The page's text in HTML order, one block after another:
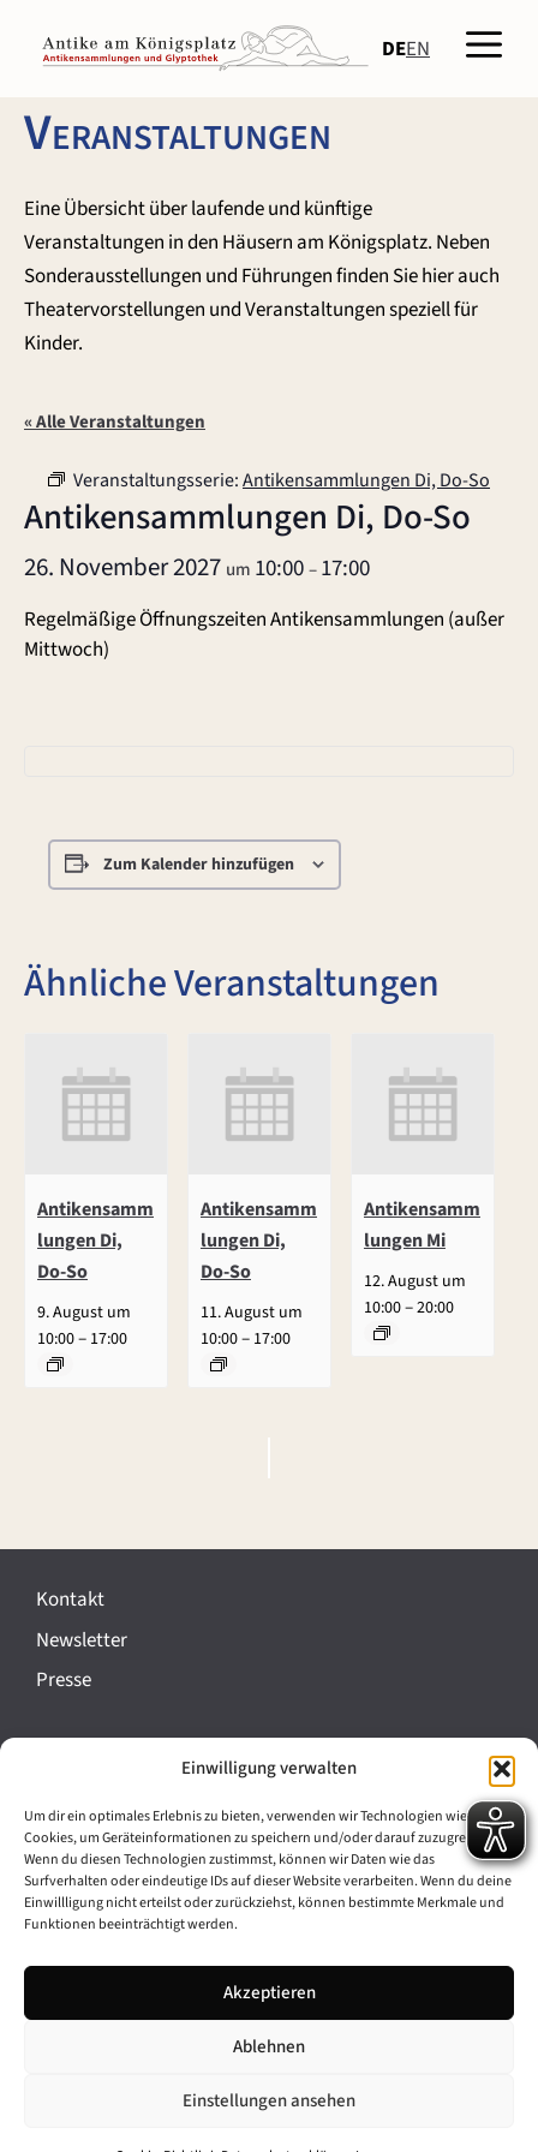
Einwilligung verwalten
Um dir ein optimales Erlebnis zu bieten, verwenden wir Technologien wie
Cookies, um Geräteinformationen zu speichern und/oder darauf zuzugreifen.
Wenn du diesen Technologien zustimmst, können wir Daten wie das
Surfverhalten oder eindeutige IDs auf dieser Website verarbeiten. Wenn du deine
Einwillligung nicht erteilst oder zurückziehst, können bestimmte Merkmale und
Funktionen beeinträchtigt werden.
Akzeptieren
Ablehnen
Einstellungen ansehen
Inhalt
springen
DEEN
Veranstaltungen
Eine Übersicht über laufende und künftige
Veranstaltungen in den Häusern am Königsplatz. Neben
Sonderausstellungen und Führungen finden Sie hier auch
Theatervorstellungen und Veranstaltungen speziell für
Kinder.
« Alle Veranstaltungen
Veranstaltungsserie:Antikensammlungen Di, Do-So
Antikensammlungen Di, Do-So
26. November 2027 um 10:00–17:00
Regelmäßige Öffnungszeiten Antikensammlungen (außer
Mittwoch)
Zum Kalender hinzufügen
Ähnliche Veranstaltungen
Antikensamm
lungen Di,
Do-So
9. August um
10:00– 17:00
Antikensamm
lungen Di,
Do-So
11. August um
10:00– 17:00
Antikensamm
lungen Mi
12. August um
10:00–20:00
e
a
n
t
l
t
u
g
-
Kontakt
Newsletter
Presse
Cookie-Richtlinie (EU)
Barrierefreiheit